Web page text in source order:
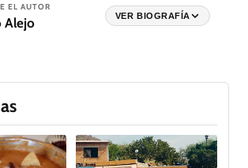
EL AUTOR
Alejo VER BIOGRAFÍA